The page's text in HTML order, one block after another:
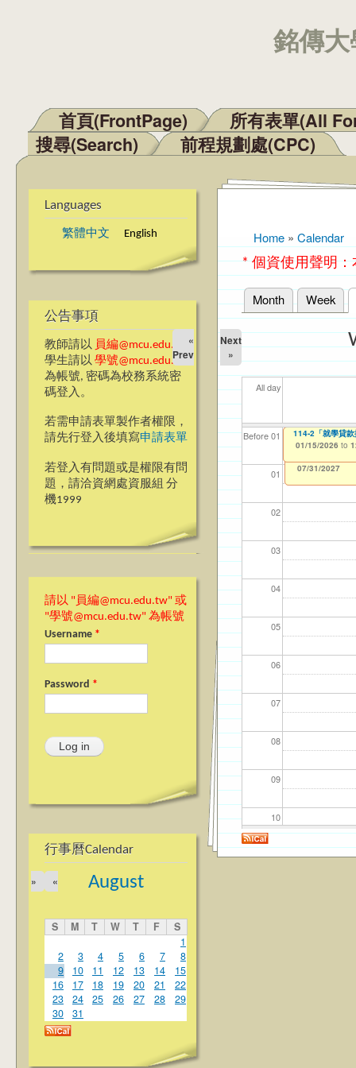
銘傳
Main menu
首頁(FrontPage)
所有表單(All
搜尋(Search)
前程規劃處(CPC)
Languages
繁體中文 English
公告事項
教師請以 員編@mcu.edu.tw
學生請以 學號@mcu.edu.tw
為帳號, 密碼為校務系統密
碼登入。
若需申請表單製作者權限，
請先行登入後填寫申請表單
若登入有問題或是權限有問
題，請洽資網處資服組 分
機1999
請以 "員編@mcu.edu.tw" 或
"學號@mcu.edu.tw" 為帳號
Username *
Password *
行事曆Calendar
August
«
»
S M T W T F
S
1
2
3 4 5 6 7
8
9
10 11 12 13 14
15
16
17 18 19 20 21
22
23
24 25 26 27 28
29
30
31
You are here
Home » Calendar
* 個資使用聲明
Primary tabs
Month Week
«
Prev
Next
»
All day
Before 01
01
02
03
04
05
06
07
08
09
10
11
【資網處】
整合系統～表單
12/31/2027
【財務處】工讀
11/12/2021 to
【財務處】漏打
錄
07/31/2027
114
04/
114
02/
114
03/
【學
07/
教務
11/
商品
11/
114-2「就學貸
01/15/2026 to
114-2「就學貸
01/15/2026 to